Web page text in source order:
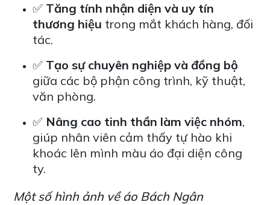
✅ Tăng tính nhận diện và uy tín
thương hiệu trong mắt khách hàng, đối
tác.
✅ Tạo sự chuyên nghiệp và đồng bộ
giữa các bộ phận công trình, kỹ thuật,
văn phòng.
✅ Nâng cao tinh thần làm việc nhóm,
giúp nhân viên cảm thấy tự hào khi
khoác lên mình màu áo đại diện công
ty.
Một số hình ảnh về áo Bách Ngân